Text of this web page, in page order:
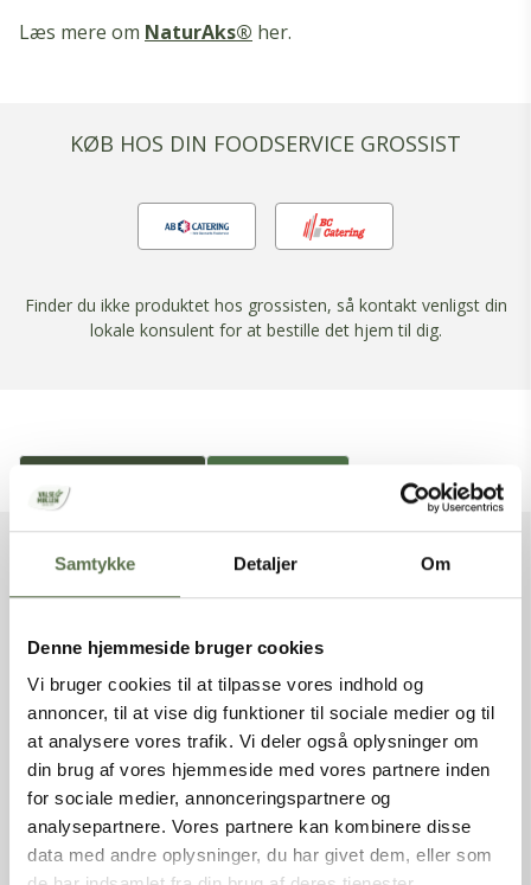
Samtykke Detaljer Om
Denne hjemmeside bruger cookies
Vi bruger cookies til at tilpasse vores indhold og
annoncer, til at vise dig funktioner til sociale medier og til
at analysere vores trafik. Vi deler også oplysninger om
din brug af vores hjemmeside med vores partnere inden
for sociale medier, annonceringspartnere og
analysepartnere. Vores partnere kan kombinere disse
data med andre oplysninger, du har givet dem, eller som
Læs mere om NaturAks® her.
KØB HOS DIN FOODSERVICE GROSSIST
Finder du ikke produktet hos grossisten, så kontakt venligst din
lokale konsulent for at bestille det hjem til dig.
VAREFAKTA
Varenummer
3069005
Varenavn
PowerRug fuldkornsmel
NaturAks, DK
Nettovægt
Produkttype
Fuldkornsmel
Varebetegnelse
Fuldkornsrugmel
Varemærke
Valsemøllen
EAN (stk)
05701075109517
Emballage
Sæk